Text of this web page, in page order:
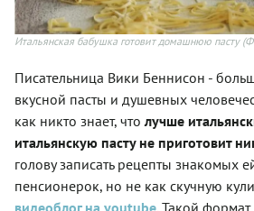
Итальянская бабушка готовит домашнюю пасту
Писательница Вики Беннисон -
вкусной пасты и душевных
как никто знает, что лучше
итальянскую пасту не приготовит
голову записать рецепты знакомых
пенсионерок, но не как скучную
видеоблог на youtube. Такой